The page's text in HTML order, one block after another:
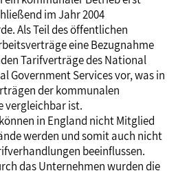
im Jahr 2004
Als Teil des öffentlichen
eine Bezugnahme
Tarifverträge des National
Government Services vor, was in
der kommunalen
vergleichbar ist.
in England nicht Mitglied
werden und somit auch nicht
beeinflussen.
das Unternehmen wurden die